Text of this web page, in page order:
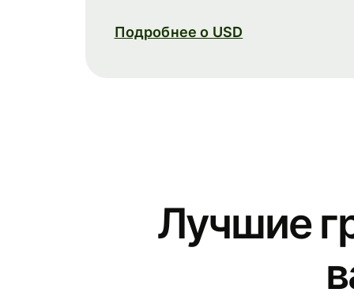
Подробнее о USD
Лучшие